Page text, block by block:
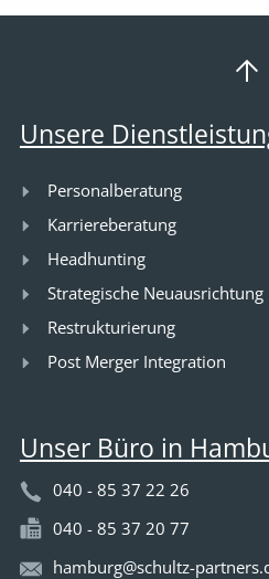
Unsere
Personalberatung
Karriereberatung
Headhunting
Strategische Neuausrichtung
Restrukturierung
Post Merger Integration
Unser Büro in
040 - 85 37 22 26
040 - 85 37 20 77
hamburg@schultz-